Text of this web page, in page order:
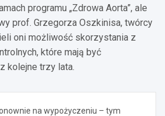
programu „Zdrowa Aorta”, ale
prof. Grzegorza Oszkinisa, twórcy
oni możliwość skorzystania z
które mają być
kolejne trzy lata.
na wypożyczeniu – tym